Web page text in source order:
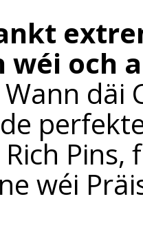
wéi och
Wann däi
Pins,
wéi